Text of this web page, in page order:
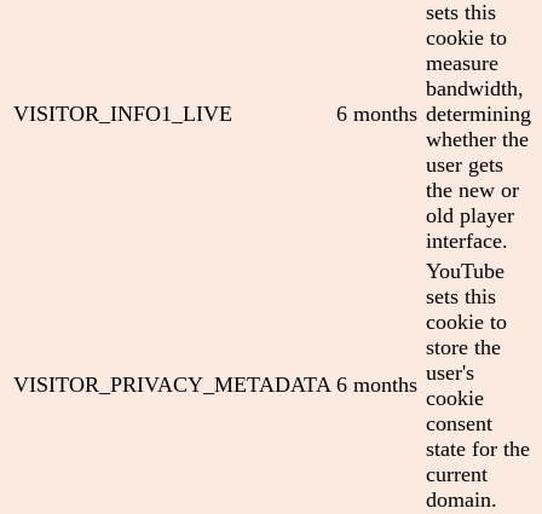
VISITOR_INFO1_LIVE 6 months
sets this
cookie to
measure
bandwidth,
determining
whether the
user gets
the new or
old player
interface.
VISITOR_PRIVACY_METADATA 6 months
YouTube
sets this
cookie to
store the
user's
cookie
consent
state for the
current
domain.